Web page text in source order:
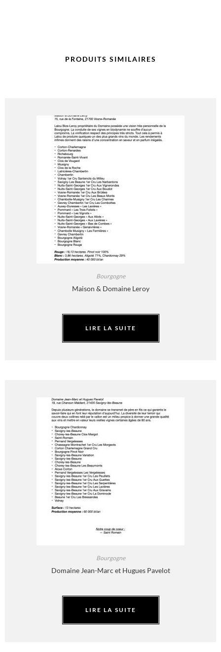
PRODUITS SIMILAIRES
Bourgogne
Maison & Domaine Leroy
LIRE LA SUITE
Bourgogne
Domaine Jean-Marc et Hugues Pavelot
LIRE LA SUITE